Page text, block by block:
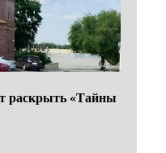
раскрыть «Тайны